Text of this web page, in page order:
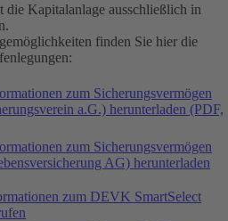
Kapitalanlage ausschließlich in
finden Sie hier die
zum Sicherungsvermögen
a.G.) herunterladen (PDF,
zum Sicherungsvermögen
AG) herunterladen
zum DEVK SmartSelect